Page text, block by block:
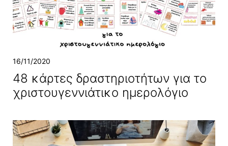
16/11/2020
48 κάρτες δραστηριοτήτων για το
χριστουγεννιάτικο ημερολόγιο